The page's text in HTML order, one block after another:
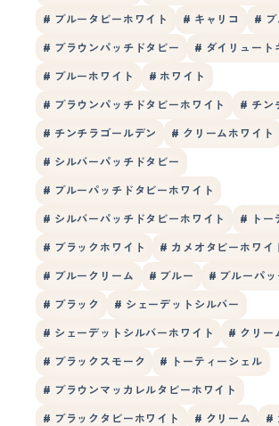
# ブルータビーホワイト # キャリコ # ブ
# ブラウンパッチドタビー # ダイリュート
# ブルーホワイト # ホワイト
# ブラウンパッチドタビーホワイト # チン
# チンチラゴールデン # クリームホワイト
# シルバーパッチドタビー
# ブルーパッチドタビーホワイト
# シルバーパッチドタビーホワイト # トー
# ブラックホワイト # カメオタビーホワイ
# ブルークリーム # ブルー # ブルーパッ
# ブラック # シェーデットシルバー
# シェーデットシルバーホワイト # クリー
# ブラックスモーク # トーティーシェル
# ブラウンマッカレルタビーホワイト
# ブラックタビーホワイト # クリーム #